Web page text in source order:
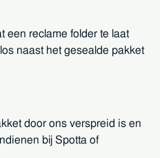
een reclame folder te laat
naast het gesealde pakket
door ons verspreid is en
bij Spotta of